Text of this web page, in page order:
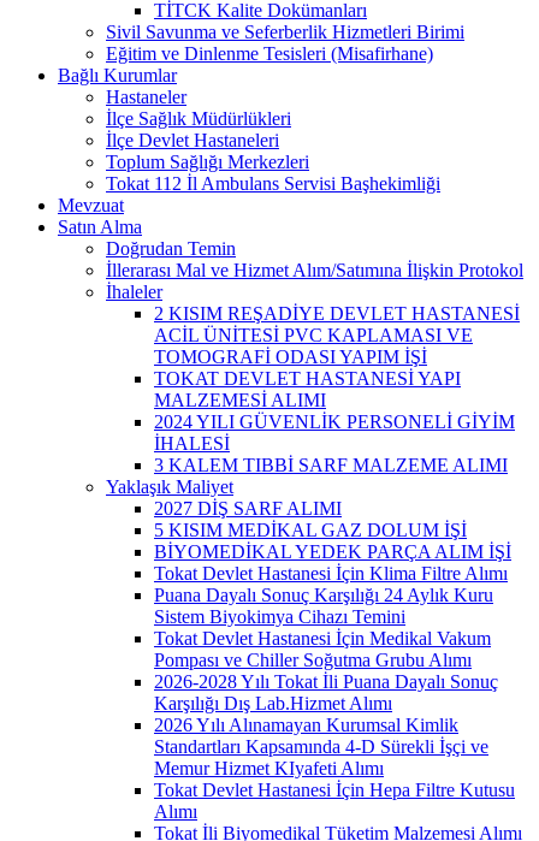
TİTCK Kalite Dokümanları
Sivil Savunma ve Seferberlik Hizmetleri Birimi
Eğitim ve Dinlenme Tesisleri (Misafirhane)
Bağlı Kurumlar
Hastaneler
İlçe Sağlık Müdürlükleri
İlçe Devlet Hastaneleri
Toplum Sağlığı Merkezleri
Tokat 112 İl Ambulans Servisi Başhekimliği
Mevzuat
Satın Alma
Doğrudan Temin
İllerarası Mal ve Hizmet Alım/Satımına İlişkin Protokol
İhaleler
2 KISIM REŞADİYE DEVLET HASTANESİ
ACİL ÜNİTESİ PVC KAPLAMASI VE
TOMOGRAFİ ODASI YAPIM İŞİ
TOKAT DEVLET HASTANESİ YAPI
MALZEMESİ ALIMI
2024 YILI GÜVENLİK PERSONELİ GİYİM
İHALESİ
3 KALEM TIBBİ SARF MALZEME ALIMI
Yaklaşık Maliyet
2027 DİŞ SARF ALIMI
5 KISIM MEDİKAL GAZ DOLUM İŞİ
BİYOMEDİKAL YEDEK PARÇA ALIM İŞİ
Tokat Devlet Hastanesi İçin Klima Filtre Alımı
Puana Dayalı Sonuç Karşılığı 24 Aylık Kuru
Sistem Biyokimya Cihazı Temini
Tokat Devlet Hastanesi İçin Medikal Vakum
Pompası ve Chiller Soğutma Grubu Alımı
2026-2028 Yılı Tokat İli Puana Dayalı Sonuç
Karşılığı Dış Lab.Hizmet Alımı
2026 Yılı Alınamayan Kurumsal Kimlik
Standartları Kapsamında 4-D Sürekli İşçi ve
Memur Hizmet KIyafeti Alımı
Tokat Devlet Hastanesi İçin Hepa Filtre Kutusu
Alımı
Tokat İli Biyomedikal Tüketim Malzemesi Alımı